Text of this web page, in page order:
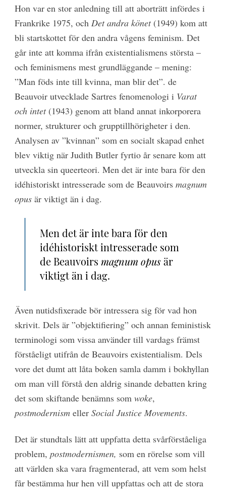
Hon var en stor anledning till att aborträtt infördes i
Frankrike 1975, och Det andra könet(1949) kom att
bli startskottet för den andra vågens feminism. Det
går inte att komma ifrån existentialismens största –
och feminismens mest grundläggande – mening:
”Man föds inte till kvinna, man blir det”. de
Beauvoir utvecklade Sartres fenomenologi i Varat
och intet(1943) genom att bland annat inkorporera
normer, strukturer och grupptillhörigheter i den.
Analysen av ”kvinnan” som en socialt skapad enhet
blev viktig när Judith Butler fyrtio år senare kom att
utveckla sin queerteori. Men det är inte bara för den
idéhistoriskt intresserade som de Beauvoirs magnum
opusär viktigt än i dag.
Men det är inte bara för den
idéhistoriskt intresserade som
de Beauvoirsmagnum opusär
viktigt än i dag.
Även nutidsfixerade bör intressera sig för vad hon
skrivit. Dels är ”objektifiering” och annan feministisk
terminologi som vissa använder till vardags främst
förståeligt utifrån de Beauvoirs existentialism. Dels
vore det dumt att låta boken samla damm i bokhyllan
om man vill förstå den aldrig sinande debatten kring
det som skiftande benämns som woke,
postmodernismeller Social Justice Movements.
Det är stundtals lätt att uppfatta detta svårförståeliga
problem, postmodernismen, som en rörelse som vill
att världen ska vara fragmenterad, att vem som helst
får bestämma hur hen vill uppfattas och att de stora